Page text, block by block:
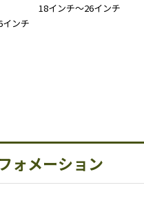
インチ
18インチ～26インチ
ォメーション